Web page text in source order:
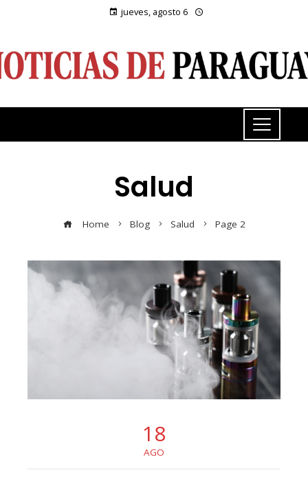
jueves, agosto 6
Salud
Home Blog Salud Page 2
18
AGO